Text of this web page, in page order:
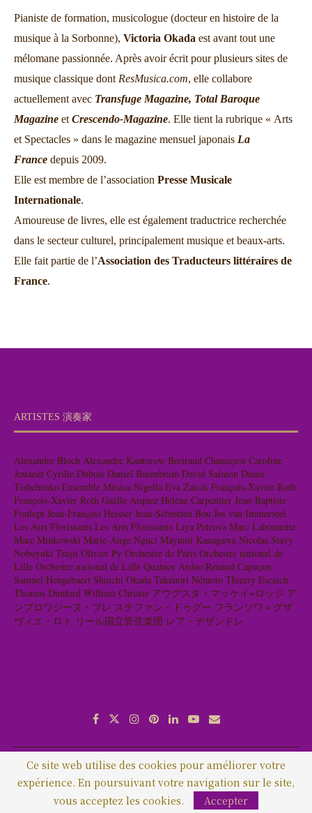
Pianiste de formation, musicologue (docteur en histoire de la
musique à la Sorbonne), Victoria Okada est avant tout une
mélomane passionnée. Après avoir écrit pour plusieurs sites de
musique classique dont ResMusica.com, elle collabore
actuellement avec Transfuge Magazine, Total Baroque
Magazine et Crescendo-Magazine. Elle tient la rubrique « Arts
et Spectacles » dans le magazine mensuel japonais La
France depuis 2009.
Elle est membre de l’association Presse Musicale
Internationale.
Amoureuse de livres, elle est également traductrice recherchée
dans le secteur culturel, principalement musique et beaux-arts.
Elle fait partie de l’Association des Traducteurs littéraires de
France.
ARTISTES 演奏家
Alexandre Bloch Alexandre Kantorow Bertrand Chamayou Caroline
Jestaedt Cyrille Dubois Daniel Barenboim David Salmon Diana
Tishchenko Ensemble Musica Nigella Eva Zaïcik François-Xavier Roth
François-Xavier Roth Gaëlle Arquez Hélène Carpentier Jean-Baptiste
Fonlupt Jean-François Heisser Jean-Sébastien Bou Jos van Immerseel
Les Arts Florissants Les Arts Florissants Liya Petrova Marc Labonnette
Marc Minkowski Marie-Ange Nguci Mayumi Kanagawa Nicolas Stavy
Nobuyuki Tsujii Olivier Py Orchestre de Paris Orchestre national de
Lille Orchestre national de Lille Quatuor Ardeo Renaud Capuçon
Samuel Hengebaert Shuichi Okada Takénori Némoto Thierry Escaich
Thomas Dunford William Christie アウグスタ・マッケイ=ロッジ ア
ンブロワジーヌ・ブレ ステファン・ドゥグー フランソワ＝グザ
ヴィエ・ロト リール国立管弦楽団 レア・デザンドレ
Qui sommes-nous ? Contact Lettre d’information
Copyright © 2020 Vivace-Cantabile.com - Tous droits réservés
Ce site web utilise des cookies pour améliorer votre
expérience. En poursuivant votre navigation sur le site,
vous acceptez les cookies.
Accepter